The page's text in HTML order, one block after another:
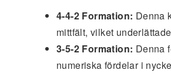
4-4-2 Formation: Denna
mittfält, vilket
3-5-2 Formation: Denna
numeriska fördelar i